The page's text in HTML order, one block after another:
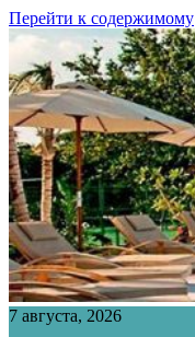
Перейти к содержимому
7 августа, 2026